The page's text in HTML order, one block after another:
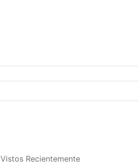
Vistos Recientemente